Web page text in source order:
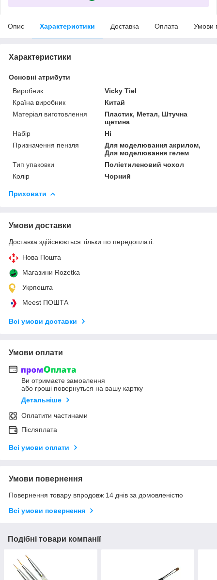
Опис Характеристики Доставка Оплата Умови
Характеристики
Основні атрибути
Виробник
Vicky Tiel
Країна виробник
Китай
Матеріал виготовлення
Пластик, Метал, Штучна
щетина
Набір
Ні
Призначення пензля
Для моделювання акрилом,
Для моделювання гелем
Тип упаковки
Поліетиленовий чохол
Колір
Чорний
Приховати
Умови доставки
Доставка здійснюється тільки по передоплаті.
Нова Пошта
Магазини Rozetka
Укрпошта
Meest ПОШТА
Всі умови доставки
Умови оплати
Ви отримаєте замовлення
або гроші повернуться на вашу картку
Детальніше
Оплатити частинами
Післяплата
Всі умови оплати
Умови повернення
Повернення товару впродовж 14 днів за домовленістю
Всі умови повернення
Подібні товари компанії